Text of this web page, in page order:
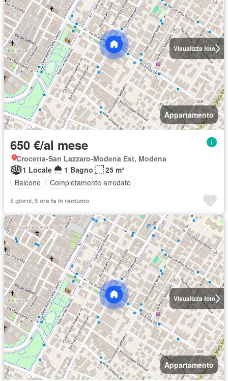
Visualizza foto
Appartamento
650 €/al mese
Crocetta-San Lazzaro-Modena Est, Modena
1 Locale
1 Bagno
25 m²
Balcone
Completamente arredato
5 giorni, 5 ore fa in rentumo
Visualizza foto
Appartamento